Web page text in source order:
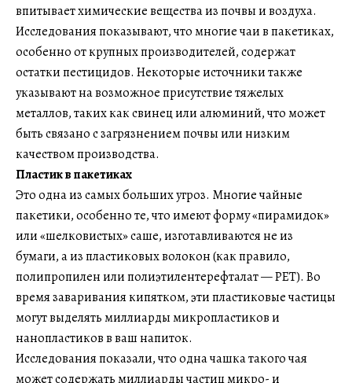
впитывает химические вещества из почвы и воздуха.
Исследования показывают, что многие чаи в пакетиках,
особенно от крупных производителей, содержат
остатки пестицидов. Некоторые источники также
указывают на возможное присутствие тяжелых
металлов, таких как свинец или алюминий, что может
быть связано с загрязнением почвы или низким
качеством производства.
Пластик в пакетиках
Это одна из самых больших угроз. Многие чайные
пакетики, особенно те, что имеют форму «пирамидок»
или «шелковистых» саше, изготавливаются не из
бумаги, а из пластиковых волокон (как правило,
полипропилен или полиэтилентерефталат — PET). Во
время заваривания кипятком, эти пластиковые частицы
могут выделять миллиарды микропластиков и
нанопластиков в ваш напиток.
Исследования показали, что одна чашка такого чая
может содержать миллиарды частиц микро- и